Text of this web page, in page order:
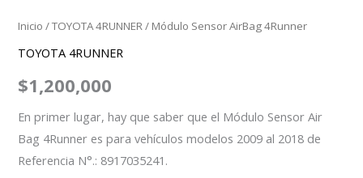
Inicio /TOYOTA 4RUNNER/ Módulo Sensor AirBag 4Runner
TOYOTA 4RUNNER
$1,200,000
En primer lugar, hay que saber que el Módulo Sensor Air
Bag 4Runner es para vehículos modelos 2009 al 2018 de
Referencia N°.: 8917035241.